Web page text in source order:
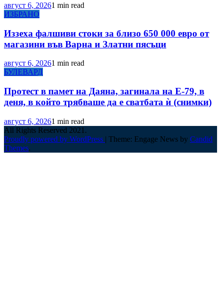
август 6, 20261 min read
ИЗБРАНО
Иззеха фалшиви стоки за близо 650 000 евро от
магазини във Варна и Златни пясъци
август 6, 20261 min read
БУЛЕВАРД
Протест в памет на Даяна, загинала на Е-79, в
деня, в който трябваше да е сватбата ѝ (снимки)
август 6, 20261 min read
All Rights Reserved 2021.
Proudly powered by WordPress | Theme: Engage News by Candid
Themes.